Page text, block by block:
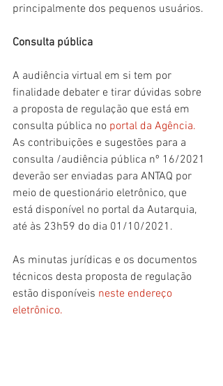
principalmente dos pequenos usuários.
Consulta pública
A audiência virtual em si tem por
finalidade debater e tirar dúvidas sobre
a proposta de regulação que está em
consulta pública no portal da Agência.
As contribuições e sugestões para a
consulta /audiência pública nº 16/2021
deverão ser enviadas para ANTAQ por
meio de questionário eletrônico, que
está disponível no portal da Autarquia,
até às 23h59 do dia 01/10/2021.
As minutas jurídicas e os documentos
técnicos desta proposta de regulação
estão disponíveis neste endereço
eletrônico.